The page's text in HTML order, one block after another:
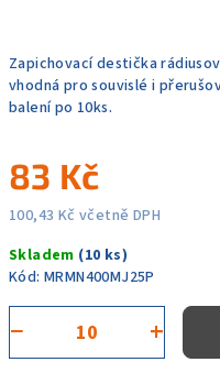
Zapichovací destička
vhodná pro souvislé i
balení po 10ks.
83 Kč
100,43 Kč včetně DPH
cena:
Skladem (10 ks)
Kód: MRMN400MJ25P
+
−